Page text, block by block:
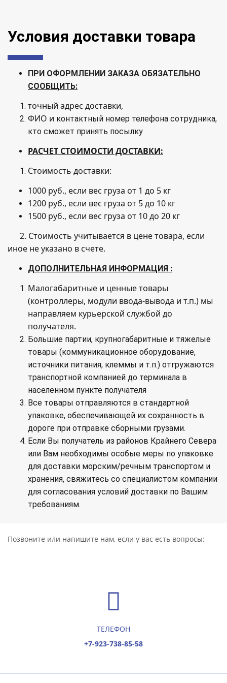
Условия доставки товара
ПРИ ОФОРМЛЕНИИ ЗАКАЗА ОБЯЗАТЕЛЬНО
СООБЩИТЬ:
точный адрес доставки,
ФИО и контактный номер телефона сотрудника,
кто сможет принять посылку
РАСЧЕТ СТОИМОСТИ ДОСТАВКИ:
Стоимость доставки:
1000 руб., если вес груза от 1 до 5 кг
1200 руб., если вес груза от 5 до 10 кг
1500 руб., если вес груза от 10 до 20 кг
2. Стоимость учитывается в цене товара, если
иное не указано в счете.
ДОПОЛНИТЕЛЬНАЯ ИНФОРМАЦИЯ :
Малогабаритные и ценные товары
(контроллеры, модули ввода-вывода и т.п.) мы
направляем курьерской службой до
получателя.
Большие партии, крупногабаритные и тяжелые
товары (коммуникационное оборудование,
источники питания, клеммы и т.п.) отгружаются
транспортной компанией до терминала в
населенном пункте получателя
Все товары отправляются в стандартной
упаковке, обеспечивающей их сохранность в
дороге при отправке сборными грузами.
Если Вы получатель из районов Крайнего Севера
или Вам необходимы особые меры по упаковке
для доставки морским/речным транспортом и
хранения, свяжитесь со специалистом компании
для согласования условий доставки по Вашим
требованиям.
Позвоните или напишите нам, если у вас есть вопросы:
ТЕЛЕФОН
+7-923-738-85-58